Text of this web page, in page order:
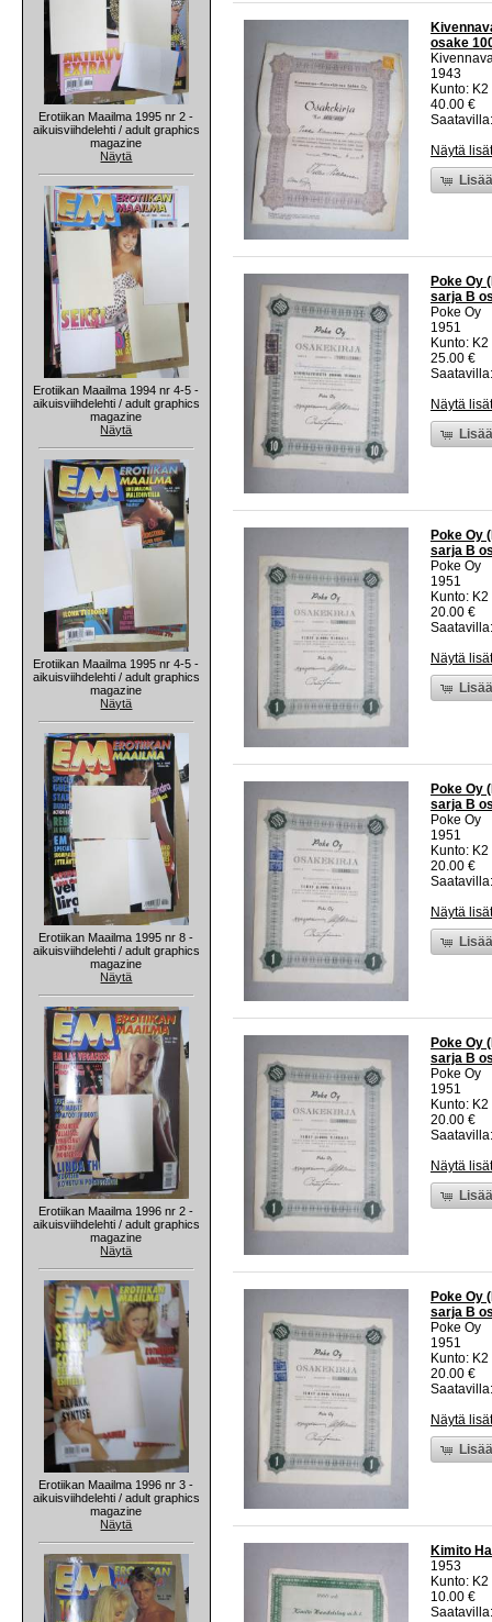
Erotiikan Maailma 1995 nr 2 -
aikuisviihdelehti / adult graphics
magazine
Näytä
Erotiikan Maailma 1994 nr 4-5 -
aikuisviihdelehti / adult graphics
magazine
Näytä
Erotiikan Maailma 1995 nr 4-5 -
aikuisviihdelehti / adult graphics
magazine
Näytä
Erotiikan Maailma 1995 nr 8 -
aikuisviihdelehti / adult graphics
magazine
Näytä
Erotiikan Maailma 1996 nr 2 -
aikuisviihdelehti / adult graphics
magazine
Näytä
Erotiikan Maailma 1996 nr 3 -
aikuisviihdelehti / adult graphics
magazine
Näytä
osake
1943
Kunto:
40.00 €
Näytä
Poke Oy
sarja B
Poke Oy
1951
Kunto:
25.00 €
Näytä
Poke Oy
sarja B
Poke Oy
1951
Kunto:
20.00 €
Näytä
Poke Oy
sarja B
Poke Oy
1951
Kunto:
20.00 €
Näytä
Poke Oy
sarja B
Poke Oy
1951
Kunto:
20.00 €
Näytä
Poke Oy
sarja B
Poke Oy
1951
Kunto:
20.00 €
Näytä
Kimito
1953
Kunto:
10.00 €